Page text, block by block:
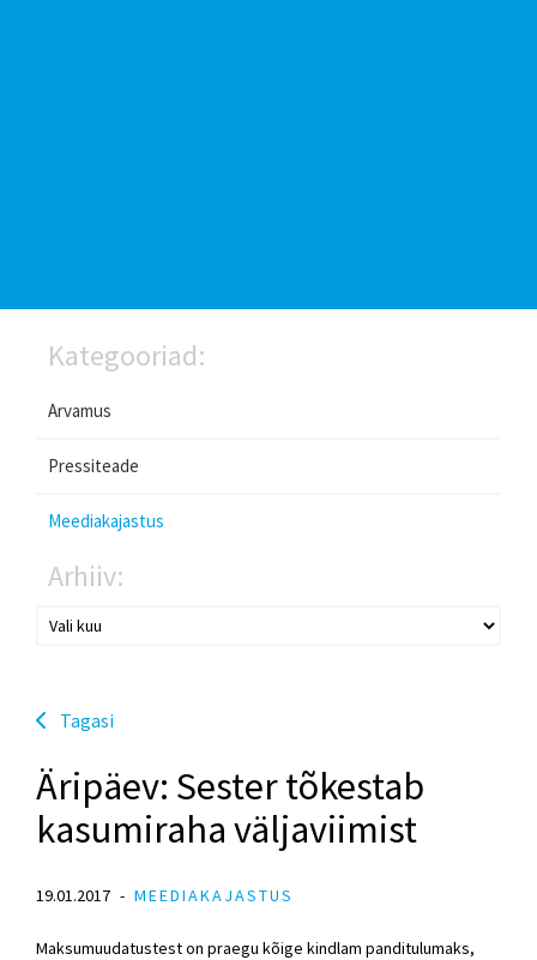
Kategooriad:
Arvamus
Pressiteade
Meediakajastus
Arhiiv:
Tagasi
Äripäev: Sester tõkestab
kasumiraha väljaviimist
19.01.2017 MEEDIAKAJASTUS
Maksumuudatustest on praegu kõige kindlam panditulumaks,